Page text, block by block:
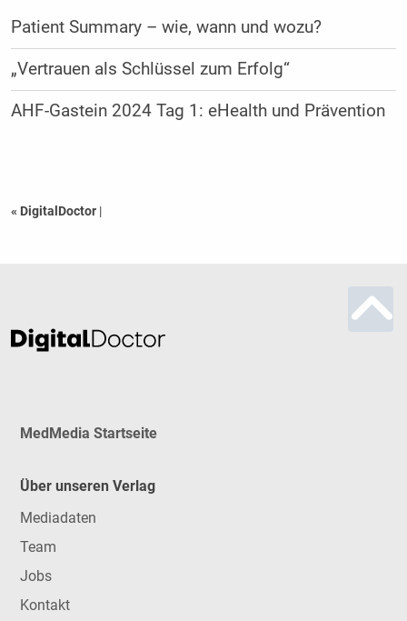
Patient Summary – wie, wann und wozu?
„Vertrauen als Schlüssel zum Erfolg“
AHF-Gastein 2024 Tag 1: eHealth und Prävention
« DigitalDoctor |
MedMedia Startseite
Über unseren Verlag
Mediadaten
Team
Jobs
Kontakt